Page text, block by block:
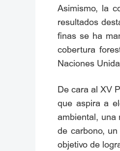
Asimismo, la
resultados
finas se ha
cobertura
Naciones
De cara al XV
que aspira a
ambiental, una
de carbono,
objetivo de